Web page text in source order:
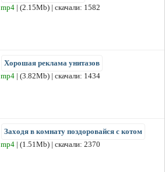
mp4 | (2.15Mb) | скачали: 1582
Хорошая реклама унитазов
mp4 | (3.82Mb) | скачали: 1434
Заходя в комнату поздоровайся с котом
mp4 | (1.51Mb) | скачали: 2370